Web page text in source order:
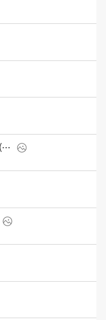
도요타 GR Yaris Aero Performance (2026)